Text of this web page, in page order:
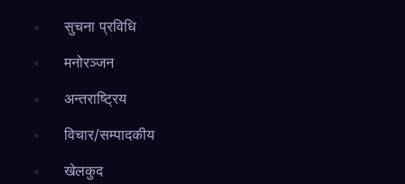
सुचना प्रविधि
मनोरञ्जन
अन्तराष्ट्रिय
विचार/सम्पादकीय
खेलकुद